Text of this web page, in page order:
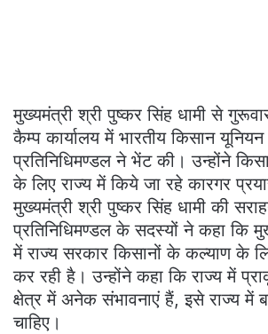
मुख्यमंत्री श्री पुष्कर सिंह धामी से
कैम्प कार्यालय में भारतीय किसान
प्रतिनिधिमण्डल ने भेंट की। उन्होंने
के लिए राज्य में किये जा रहे कारगर
मुख्यमंत्री श्री पुष्कर सिंह धामी की
प्रतिनिधिमण्डल के सदस्यों ने कहा कि
में राज्य सरकार किसानों के कल्याण के
कर रही है। उन्होंने कहा कि राज्य में
क्षेत्र में अनेक संभावनाएं हैं, इसे राज्य में
चाहिए।